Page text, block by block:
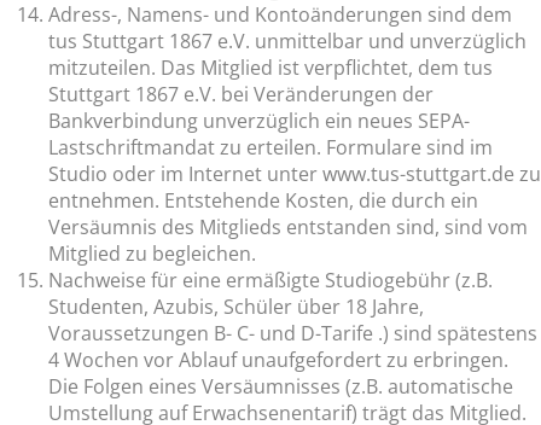
Adress-, Namens- und Kontoänderungen sind dem
tus Stuttgart 1867 e.V. unmittelbar und unverzüglich
mitzuteilen. Das Mitglied ist verpflichtet, dem tus
Stuttgart 1867 e.V. bei Veränderungen der
Bankverbindung unverzüglich ein neues SEPA-
Lastschriftmandat zu erteilen. Formulare sind im
Studio oder im Internet unter www.tus-stuttgart.de zu
entnehmen. Entstehende Kosten, die durch ein
Versäumnis des Mitglieds entstanden sind, sind vom
Mitglied zu begleichen.
Nachweise für eine ermäßigte Studiogebühr (z.B.
Studenten, Azubis, Schüler über 18 Jahre,
Voraussetzungen B- C- und D-Tarife .) sind spätestens
4 Wochen vor Ablauf unaufgefordert zu erbringen.
Die Folgen eines Versäumnisses (z.B. automatische
Umstellung auf Erwachsenentarif) trägt das Mitglied.